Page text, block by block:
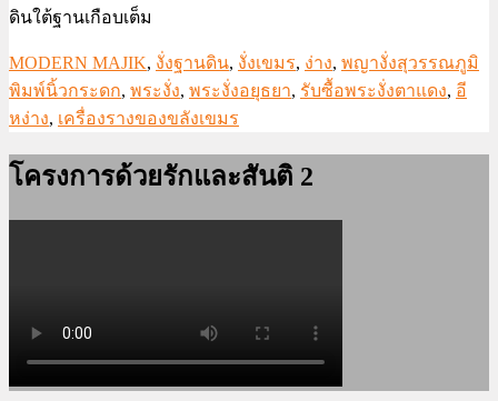
ดินใต้ฐานเกือบเต็ม
MODERN MAJIK, งั่งฐานดิน, งั่งเขมร, ง่าง, พญางั่งสุวรรณภูมิ
พิมพ์นิ้วกระดก, พระงั่ง, พระงั่งอยุธยา, รับซื้อพระงั่งตาแดง, อี
หง่าง, เครื่องรางของขลังเขมร
โครงการด้วยรักและสันติ 2